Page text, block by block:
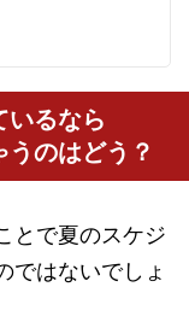
いるなら
うのはどう？
とで夏のスケジ
ではないでしょ